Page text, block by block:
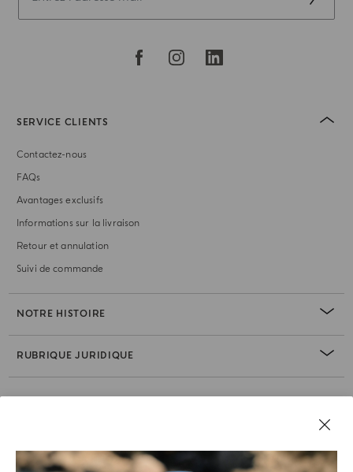
SERVICE CLIENTS
Contactez-nous
FAQs
Avantages exclusifs
Informations sur la livraison
Retour et annulation
Suivi de commande
NOTRE HISTOIRE
RUBRIQUE JURIDIQUE